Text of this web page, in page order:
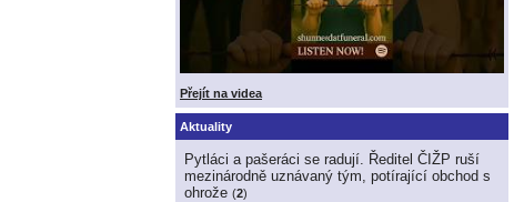
Přejít na videa
Aktuality
Pytláci a pašeráci se radují. Ředitel ČIŽP ruší
mezinárodně uznávaný tým, potírající obchod s
ohrože (2)